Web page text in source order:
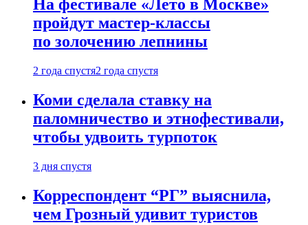
На фестивале «Лето в Москве»
пройдут мастер-классы
по золочению лепнины
2 года спустя2 года спустя
Коми сделала ставку на
паломничество и этнофестивали,
чтобы удвоить турпоток
3 дня спустя
Корреспондент “РГ” выяснила,
чем Грозный удивит туристов